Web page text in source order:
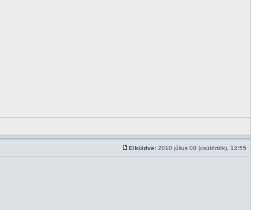
Elküldve: 2010 július 08 (csütörtök), 12:55